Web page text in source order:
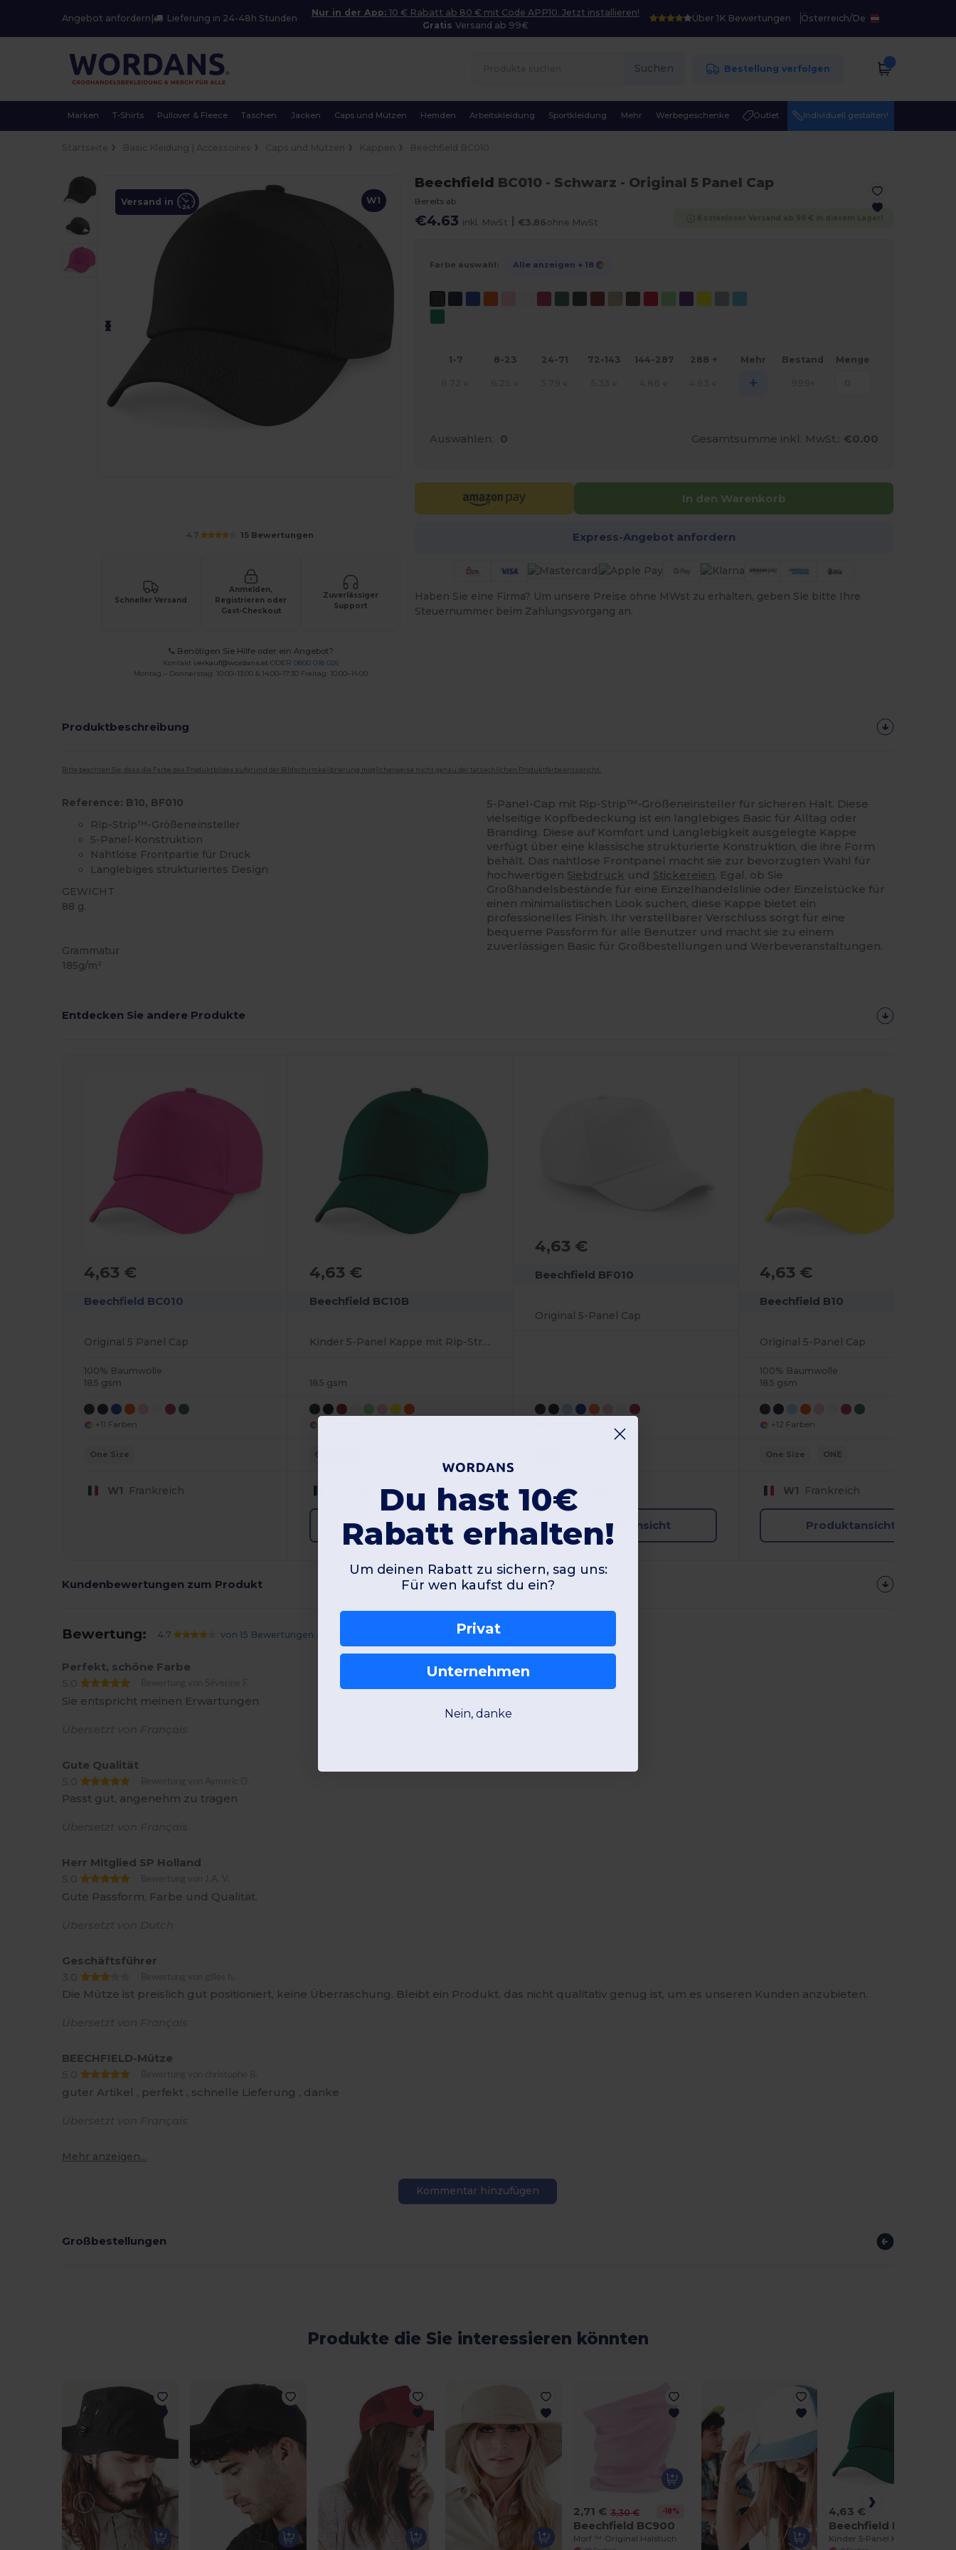
Angebot anfordern Lieferung in 24-48h Stunden
Nur in der App: 10 € Rabatt ab 80 € mit Code APP10. Jetzt installieren!
Gratis Versand ab 99€
Über 1K Bewertungen Österreich/De
Suchen Bestellung verfolgen
Marken T-Shirts Pullover & Fleece Taschen Jacken Caps und Mützen Hemden Arbeitskleidung Sportkleidung Mehr Werbegeschenke Outlet Individuell gestalten!
W1
Versand in
4.7 15 Bewertungen
Schneller Versand
Anmelden,
Registrieren oder
Gast-Checkout
Zuverlässiger
Support
Benötigen Sie Hilfe oder ein Angebot?
Kontaktverkauf@wordans.at ODER0800 018 026
Montag – Donnerstag: 10:00–13:00 & 14:00–17:30 Freitag: 10:00–14:00
Beechfield BC010 - Schwarz - Original 5 Panel Cap
Bereits ab
€4.63 inkl. MwSt | €3.86ohne MwSt Kostenloser Versand ab 99 € in diesem Lager!
Farbe auswahl: Alle anzeigen + 18
1-7 8-23 24-71 72-143 144-287 288 + Mehr Bestand Menge
+
Auswahlen: 0 Gesamtsumme inkl. MwSt.: €0.00
In den Warenkorb
Express-Angebot anfordern
Haben Sie eine Firma? Um unsere Preise ohne MWst zu erhalten, geben Sie bitte Ihre
Steuernummer beim Zahlungsvorgang an.
Produktbeschreibung
Bitte beachten Sie, dass die Farbe des Produktbildes aufgrund der Bildschirmkalibrierung möglicherweise nicht genau der tatsächlichen Produktfarbe entspricht.
Reference: B10, BF010
Rip-Strip™-Größeneinsteller
5-Panel-Konstruktion
Nahtlose Frontpartie für Druck
Langlebiges strukturiertes Design
GEWICHT
88 g.
Grammatur
185g/m²
5-Panel-Cap mit Rip-Strip™-Größeneinsteller für sicheren Halt. Diese
vielseitige Kopfbedeckung ist ein langlebiges Basic für Alltag oder
Branding. Diese auf Komfort und Langlebigkeit ausgelegte Kappe
verfügt über eine klassische strukturierte Konstruktion, die ihre Form
behält. Das nahtlose Frontpanel macht sie zur bevorzugten Wahl für
hochwertigen Siebdruck und Stickereien. Egal, ob Sie
Großhandelsbestände für eine Einzelhandelslinie oder Einzelstücke für
einen minimalistischen Look suchen, diese Kappe bietet ein
professionelles Finish. Ihr verstellbarer Verschluss sorgt für eine
bequeme Passform für alle Benutzer und macht sie zu einem
zuverlässigen Basic für Großbestellungen und Werbeveranstaltungen.
Entdecken Sie andere Produkte
4,63 €
Beechfield BC010
Original 5 Panel Cap
100% Baumwolle
185 gsm
+11 Farben
One Size
W1 Frankreich
4,63 €
Beechfield BC10B
Kinder 5-Panel Kappe mit Rip-Strip™ Anpassung
185 gsm
One Size
Frankreich
Produktansicht
4,63 €
Beechfield BF010
Original 5-Panel Cap
W1Frankreich
Produktansicht
4,63 €
Beechfield B10
Original 5-Panel Cap
100% Baumwolle
185 gsm
+12 Farben
One Size ONE
W1 Frankreich
Produktansicht
Kundenbewertungen zum Produkt
Bewertung: 4.7 von 15 Bewertungen
Perfekt, schöne Farbe
5.0
Sie entspricht meinen Erwartungen
Gute Qualität
5.0
Passt gut, angenehm zu tragen
Herr Mitglied SP Holland
5.0
Gute Passform, Farbe und Qualität.
Geschäftsführer
3.0
Die Mütze ist preislich gut positioniert, keine Überraschung. Bleibt ein Produkt, das nicht qualitativ genug ist, um es unseren Kunden anzubieten.
BEECHFIELD-Mütze
5.0
guter Artikel , perfekt , schnelle Lieferung , danke
Mehr anzeigen...
Kommentar hinzufügen
Großbestellungen
Produkte die Sie interessieren könnten
2,71 € 3,30 € -18%
Beechfield BC900
Morf ™ Original Halstuch
4,63 €
Beechfield BC10B
Du hast 10€
Rabatt erhalten!
Um deinen Rabatt zu sichern, sag uns:
Für wen kaufst du ein?
Privat
Unternehmen
Nein, danke